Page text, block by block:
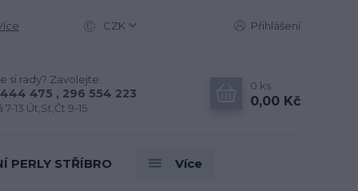
CZK Přihlášení
si rady? Zavolejte.
475 , 296 554 223
7-13 Út,St,Čt 9-15
0 ks
0,00 Kč
PERLY STŘÍBRO Více